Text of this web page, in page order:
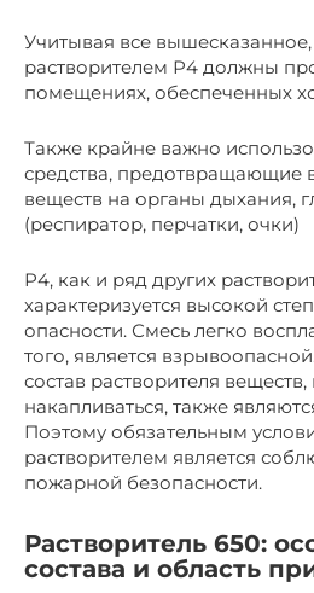
Учитывая все
растворителем Р4 должны
помещениях, обеспеченных
Также крайне важно
средства, предотвращающие
веществ на органы дыхания,
(респиратор, перчатки, очки)
Р4, как и ряд других
характеризуется высокой
опасности. Смесь легко
того, является
состав растворителя
накапливаться, также
Поэтому обязательным
растворителем является
пожарной безопасности.
Растворитель 650:
состава и область